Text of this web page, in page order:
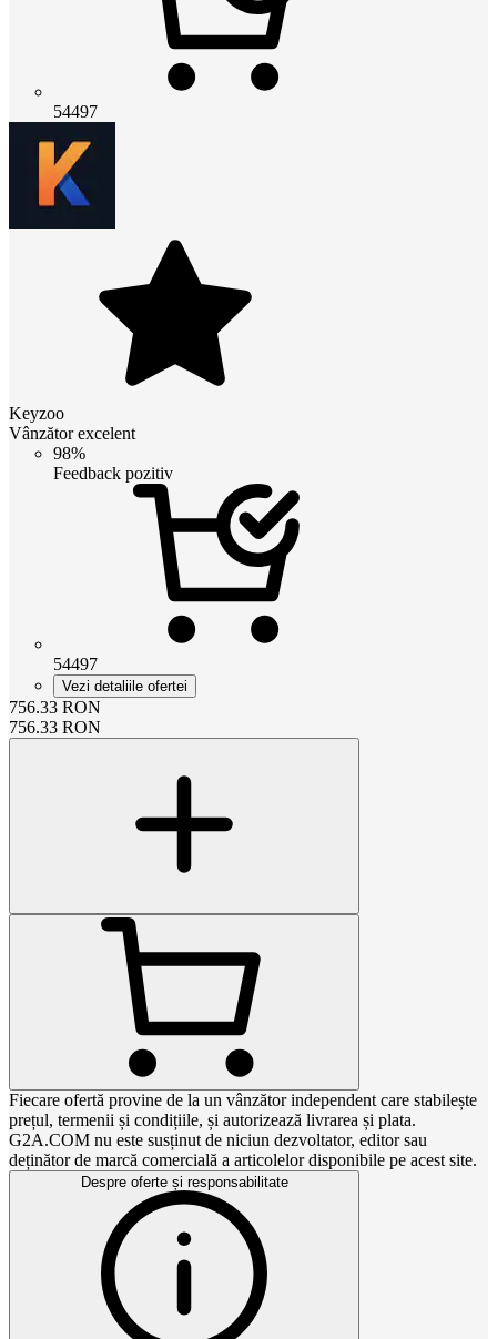
54497
Keyzoo
Vânzător excelent
98%
Feedback pozitiv
54497
Vezi detaliile ofertei
756.33 RON
756.33 RON
Fiecare ofertă provine de la un vânzător independent care stabilește
prețul, termenii și condițiile, și autorizează livrarea și plata.
G2A.COM nu este susținut de niciun dezvoltator, editor sau
deținător de marcă comercială a articolelor disponibile pe acest site.
Despre oferte și responsabilitate